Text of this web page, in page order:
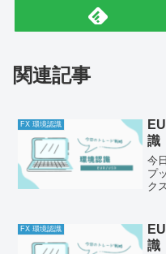
関連記事
FX 環境認識
識
今
プ
ク
く
く
FX 環境認識
識